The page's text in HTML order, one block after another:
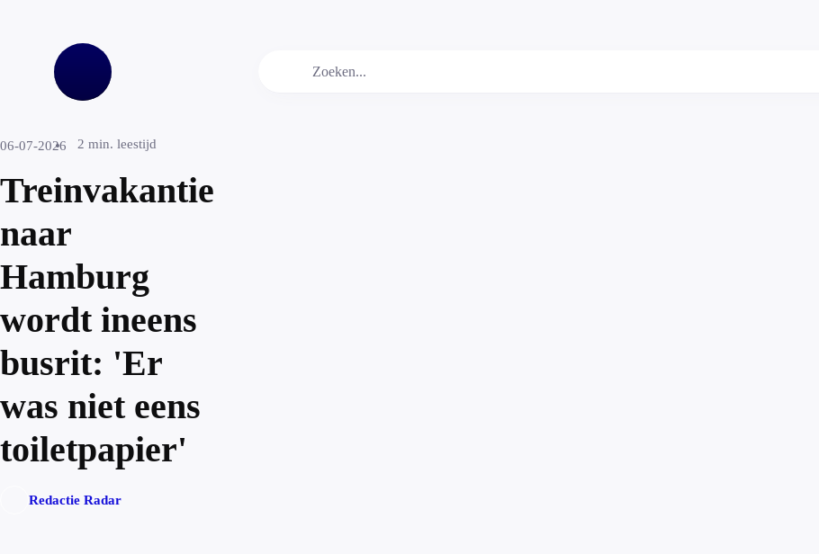
06-07-2026 2 min. leestijd
Treinvakantie
naar
Hamburg
wordt ineens
busrit: 'Er
was niet eens
toiletpapier'
Redactie Radar